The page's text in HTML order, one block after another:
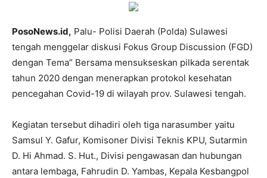
PosoNews.id, Palu- Polisi Daerah (Polda) Sulawesi
tengah menggelar diskusi Fokus Group Discussion (FGD)
dengan Tema” Bersama mensukseskan pilkada serentak
tahun 2020 dengan menerapkan protokol kesehatan
pencegahan Covid-19 di wilayah prov. Sulawesi tengah.
Kegiatan tersebut dihadiri oleh tiga narasumber yaitu
Samsul Y. Gafur, Komisoner Divisi Teknis KPU, Sutarmin
D. Hi Ahmad. S. Hut., Divisi pengawasan dan hubungan
antara lembaga, Fahrudin D. Yambas, Kepala Kesbangpol